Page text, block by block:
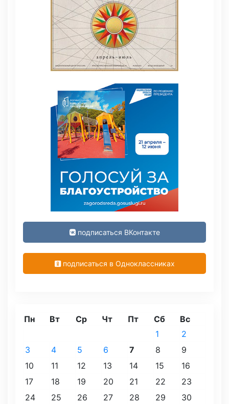
подписаться ВКонтакте
подписаться в Одноклассниках
Пн Вт Ср Чт Пт Сб Вс
1
2
3
4 5 6 7 8
9
10
11 12 13 14 15
16
17
18 19 20 21 22
23
24
25 26 27 28 29
30